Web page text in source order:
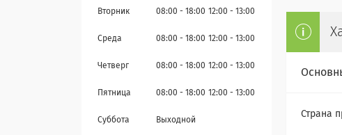
Страна
Вторник 08:00 18:00 12:00 13:00
Среда 08:00 18:00 12:00 13:00
Четверг 08:00 18:00 12:00 13:00
Пятница 08:00 18:00 12:00 13:00
Суббота Выходной